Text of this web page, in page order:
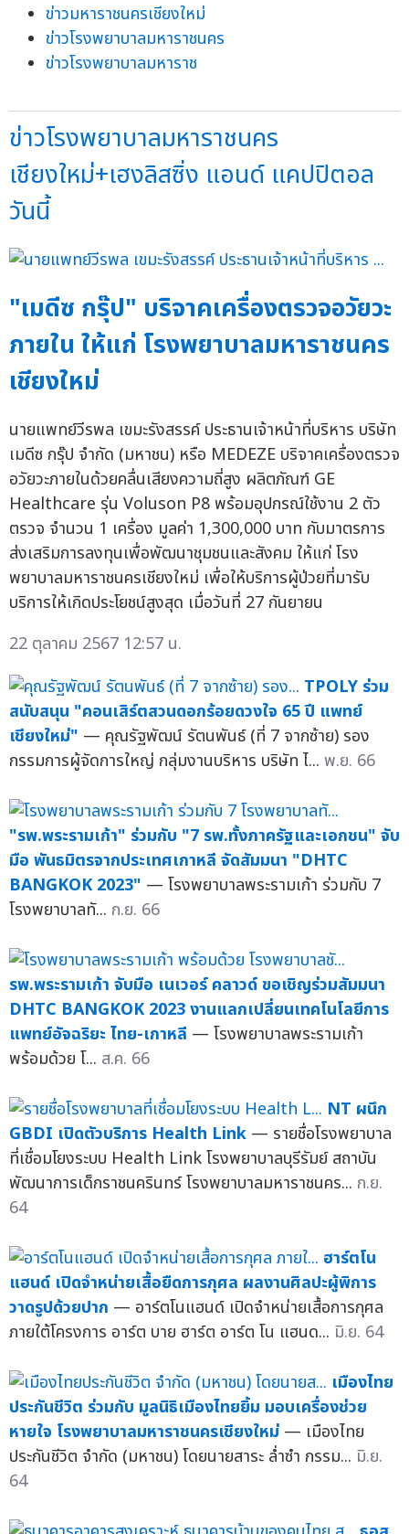
ข่าวมหาราชนครเชียงใหม่
ข่าวโรงพยาบาลมหาราชนคร
ข่าวโรงพยาบาลมหาราช
ข่าวโรงพยาบาลมหาราชนคร
เชียงใหม่+เฮงลิสซิ่ง แอนด์ แคปปิตอล
วันนี้
"เมดีซ กรุ๊ป" บริจาคเครื่องตรวจอวัยวะ
ภายใน ให้แก่ โรงพยาบาลมหาราชนคร
เชียงใหม่
นายแพทย์วีรพล เขมะรังสรรค์ ประธานเจ้าหน้าที่บริหาร บริษัท
เมดีซ กรุ๊ป จำกัด (มหาชน) หรือ MEDEZE บริจาคเครื่องตรวจ
อวัยวะภายในด้วยคลื่นเสียงความถี่สูง ผลิตภัณฑ์ GE
Healthcare รุ่น Voluson P8 พร้อมอุปกรณ์ใช้งาน 2 ตัว
ตรวจ จำนวน 1 เครื่อง มูลค่า 1,300,000 บาท กับมาตรการ
ส่งเสริมการลงทุนเพื่อพัฒนาชุมชนและสังคม ให้แก่ โรง
พยาบาลมหาราชนครเชียงใหม่ เพื่อให้บริการผู้ป่วยที่มารับ
บริการให้เกิดประโยชน์สูงสุด เมื่อวันที่ 27 กันยายน
22 ตุลาคม 2567 12:57 น.
TPOLY ร่วม
สนับสนุน "คอนเสิร์ตสวนดอกร้อยดวงใจ 65 ปี แพทย์
เชียงใหม่" — คุณรัฐพัฒน์ รัตนพันธ์ (ที่ 7 จากซ้าย) รอง
กรรมการผู้จัดการใหญ่ กลุ่มงานบริหาร บริษัท ไ... พ.ย. 66
"รพ.พระรามเก้า" ร่วมกับ "7 รพ.ทั้งภาครัฐและเอกชน" จับ
มือ พันธมิตรจากประเทศเกาหลี จัดสัมมนา "DHTC
BANGKOK 2023" — โรงพยาบาลพระรามเก้า ร่วมกับ 7
โรงพยาบาลทั... ก.ย. 66
รพ.พระรามเก้า จับมือ เนเวอร์ คลาวด์ ขอเชิญร่วมสัมมนา
DHTC BANGKOK 2023 งานแลกเปลี่ยนเทคโนโลยีการ
แพทย์อัจฉริยะ ไทย-เกาหลี — โรงพยาบาลพระรามเก้า
พร้อมด้วย โ... ส.ค. 66
NT ผนึก
GBDI เปิดตัวบริการ Health Link — รายชื่อโรงพยาบาล
ที่เชื่อมโยงระบบ Health Link โรงพยาบาลบุรีรัมย์ สถาบัน
พัฒนาการเด็กราชนครินทร์ โรงพยาบาลมหาราชนคร... ก.ย.
64
ฮาร์ตโน
แฮนด์ เปิดจำหน่ายเสื้อยืดการกุศล ผลงานศิลปะผู้พิการ
วาดรูปด้วยปาก — อาร์ตโนแฮนด์ เปิดจำหน่ายเสื้อการกุศล
ภายใต้โครงการ อาร์ต บาย ฮาร์ต อาร์ต โน แฮนด... มิ.ย. 64
เมืองไทย
ประกันชีวิต ร่วมกับ มูลนิธิเมืองไทยยิ้ม มอบเครื่องช่วย
หายใจ โรงพยาบาลมหาราชนครเชียงใหม่ — เมืองไทย
ประกันชีวิต จำกัด (มหาชน) โดยนายสาระ ล่ำซำ กรรม... มิ.ย.
64